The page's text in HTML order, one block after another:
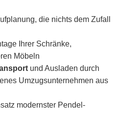
die nichts dem Zufall
Ihrer Schränke,
Möbeln
und Ausladen durch
Umzugsunternehmen aus
modernster Pendel-